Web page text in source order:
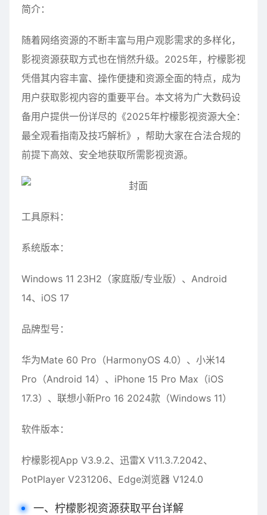
简介：
随着网络资源的不断丰富与用户观影需求的多样化，
影视资源获取方式也在悄然升级。2025年，柠檬影视
凭借其内容丰富、操作便捷和资源全面的特点，成为
用户获取影视内容的重要平台。本文将为广大数码设
备用户提供一份详尽的《2025年柠檬影视资源大全：
最全观看指南及技巧解析》，帮助大家在合法合规的
前提下高效、安全地获取所需影视资源。
工具原料：
系统版本：
Windows 11 23H2（家庭版/专业版）、Android
14、iOS 17
品牌型号：
华为Mate 60 Pro（HarmonyOS 4.0）、小米14
Pro（Android 14）、iPhone 15 Pro Max（iOS
17.3）、联想小新Pro 16 2024款（Windows 11）
软件版本：
柠檬影视App V3.9.2、迅雷X V11.3.7.2042、
PotPlayer V231206、Edge浏览器 V124.0
一、柠檬影视资源获取平台详解